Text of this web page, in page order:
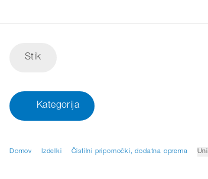
Stik
Kategorija
Domov Izdelki Čistilni pripomočki, dodatna oprema